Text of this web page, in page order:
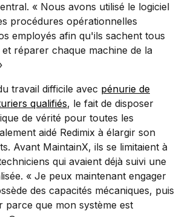
« Nous avons utilisé le logiciel
procédures opérationnelles
employés afin qu'ils sachent tous
réparer chaque machine de la
travail difficile avec pénurie de
qualifiés, le fait de disposer
de vérité pour toutes les
aidé Redimix à élargir son
Avant MaintainX, ils se limitaient à
qui avaient déjà suivi une
« Je peux maintenant engager
des capacités mécaniques, puis
parce que mon système est